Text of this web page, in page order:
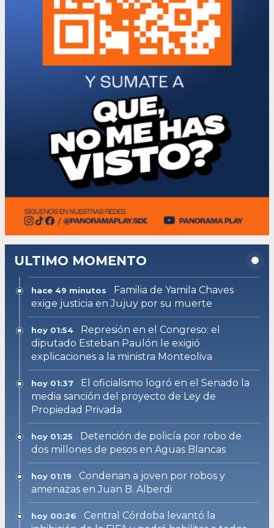
ULTIMO MOMENTO
hace 49 minutos
Familia de Yamila Chaves
exige justicia en Jujuy por su muerte
hoy 01:54
Represión en el Congreso: el
diputado Esteban Paulón le exigió
explicaciones a la ministra Monteoliva
hoy 01:37
El oficialismo logró en el Senado la
media sanción del proyecto de Ley de
Propiedad Privada
hoy 01:25
Detención de policía por robo de
dos millones de pesos en Aguas Blancas
hoy 01:19
Condenan a joven por robos y
amenazas en Juan B. Alberdi
hoy 00:26
Central Córdoba levantó la